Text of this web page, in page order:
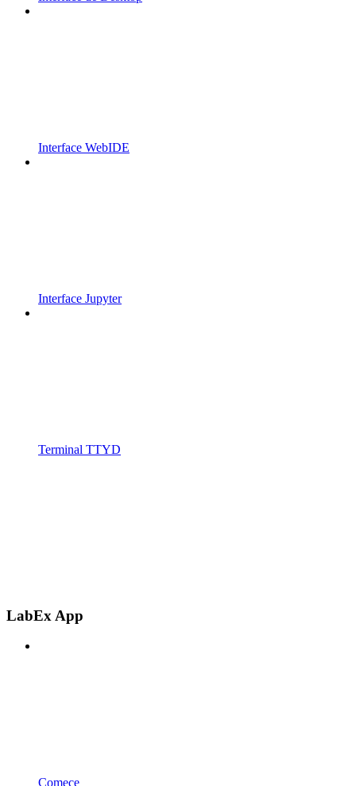
Interface WebIDE
Interface Jupyter
Terminal TTYD
LabEx App
Comece